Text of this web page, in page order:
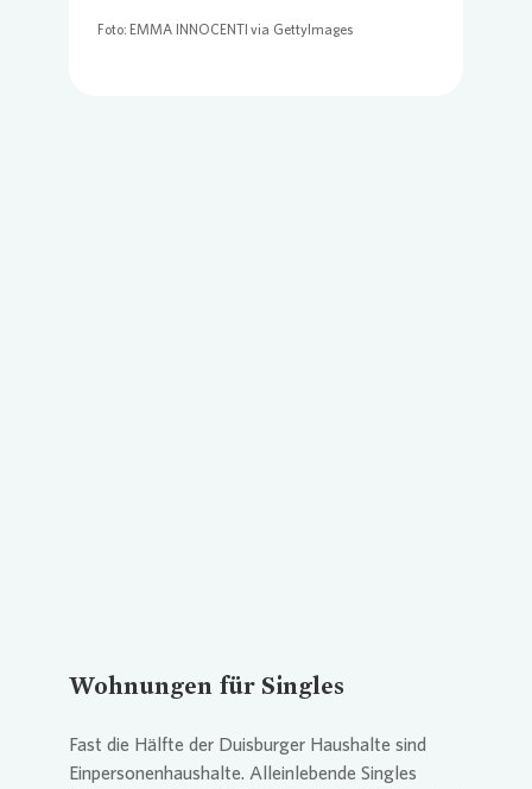
Foto: EMMA INNOCENTI via GettyImages
Wohnungen für Singles
Fast die Hälfte der Duisburger Haushalte sind
Einpersonenhaushalte. Alleinlebende Singles